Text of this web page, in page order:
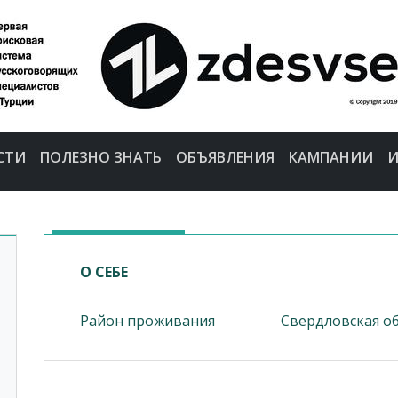
ПОЛЕЗНО ЗНАТЬ ОБЪЯВЛЕНИЯ КАМПАНИИ
О СЕБЕ
Район проживания Свердловская